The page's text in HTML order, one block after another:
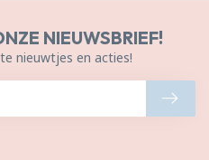
NIEUWSBRIEF!
nieuwtjes en acties!